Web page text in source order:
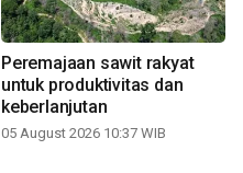
Peremajaan sawit rakyat
untuk produktivitas dan
keberlanjutan
05 August 2026 10:37 WIB